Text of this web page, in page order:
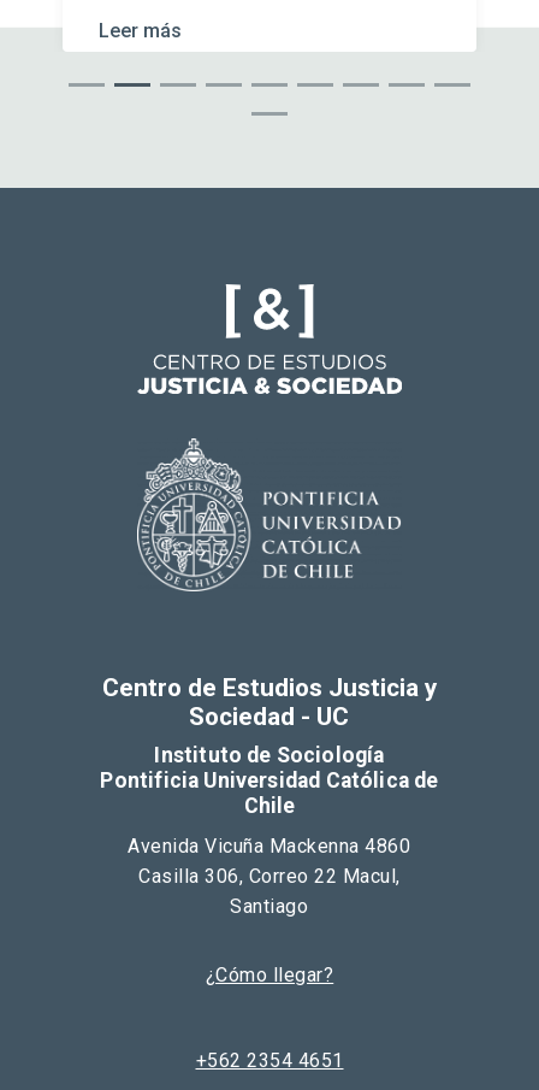
Leer más
Centro de Estudios Justicia y
Sociedad - UC
Instituto de Sociología
Pontificia Universidad Católica de
Chile
Avenida Vicuña Mackenna 4860
Casilla 306, Correo 22 Macul,
Santiago
¿Cómo llegar?
+562 2354 4651